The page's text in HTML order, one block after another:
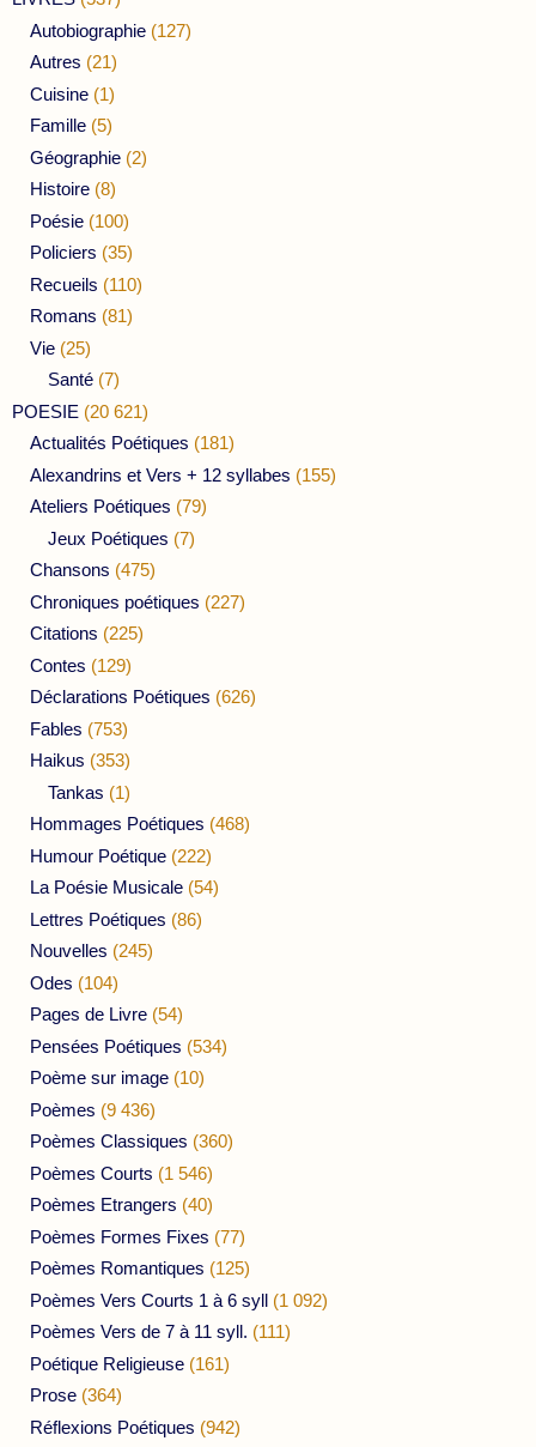
Autobiographie (127)
Autres (21)
Cuisine (1)
Famille (5)
Géographie (2)
Histoire (8)
Poésie (100)
Policiers (35)
Recueils (110)
Romans (81)
Vie (25)
Santé (7)
POESIE (20 621)
Actualités Poétiques (181)
Alexandrins et Vers + 12 syllabes (155)
Ateliers Poétiques (79)
Jeux Poétiques (7)
Chansons (475)
Chroniques poétiques (227)
Citations (225)
Contes (129)
Déclarations Poétiques (626)
Fables (753)
Haikus (353)
Tankas (1)
Hommages Poétiques (468)
Humour Poétique (222)
La Poésie Musicale (54)
Lettres Poétiques (86)
Nouvelles (245)
Odes (104)
Pages de Livre (54)
Pensées Poétiques (534)
Poème sur image (10)
Poèmes (9 436)
Poèmes Classiques (360)
Poèmes Courts (1 546)
Poèmes Etrangers (40)
Poèmes Formes Fixes (77)
Poèmes Romantiques (125)
Poèmes Vers Courts 1 à 6 syll (1 092)
Poèmes Vers de 7 à 11 syll. (111)
Poétique Religieuse (161)
Prose (364)
Réflexions Poétiques (942)